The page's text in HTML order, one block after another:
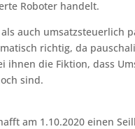
Roboter handelt.
auch umsatzsteuerlich
richtig, da
die Fiktion, dass
sind.
am 1.10.2020 einen